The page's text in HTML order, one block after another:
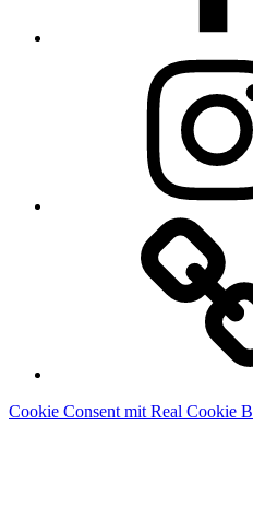
Cookie Consent mit Real Cookie